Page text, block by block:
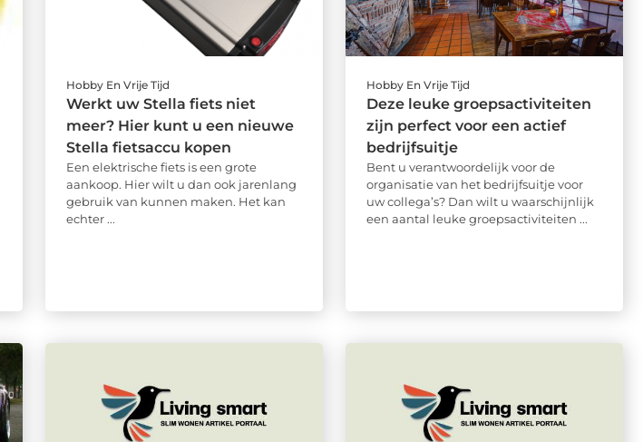
Hobby En Vrije Tijd
Werkt uw Stella fiets niet
meer? Hier kunt u een nieuwe
Stella fietsaccu kopen
Een elektrische fiets is een grote
aankoop. Hier wilt u dan ook jarenlang
gebruik van kunnen maken. Het kan
echter ...
Hobby En Vrije Tijd
Deze leuke groepsactiviteiten
zijn perfect voor een actief
bedrijfsuitje
Bent u verantwoordelijk voor de
organisatie van het bedrijfsuitje voor
uw collega’s? Dan wilt u waarschijnlijk
een aantal leuke groepsactiviteiten ...